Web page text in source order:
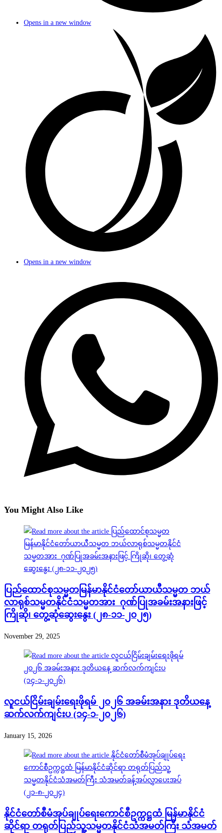
Opens in a new window
Opens in a new window
You Might Also Like
ပြည်ထောင်စုသမ္မတမြန်မာနိုင်ငံတော်ယာယီသမ္မတ ဘယ်
လာရုစ်သမ္မတနိုင်ငံသမ္မတအား ဂုဏ်ပြုအခမ်းအနားဖြင့်
ကြိုဆို၊ တွေ့ဆုံဆွေးနွေး (၂၈-၁၁-၂၀၂၅)
November 29, 2025
လူငယ်ငြိမ်းချမ်းရေးဖိုရမ် ၂၀၂၆ အခမ်းအနား ဒုတိယနေ့
ဆက်လက်ကျင်းပ (၁၄-၁-၂၀၂၆)
January 15, 2026
နိုင်ငံတော်စီမံအုပ်ချုပ်ရေးကောင်စီဥက္ကဋ္ဌထံ မြန်မာနိုင်ငံ
ဆိုင်ရာ တရုတ်ပြည်သူ့သမ္မတနိုင်ငံသံအမတ်ကြီး သံအမတ်